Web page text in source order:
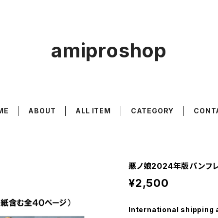
amiproshop
ABOUT ALL ITEM CATEGORY
悪ノ娘2024年版パンフ
¥2,500
International shipping